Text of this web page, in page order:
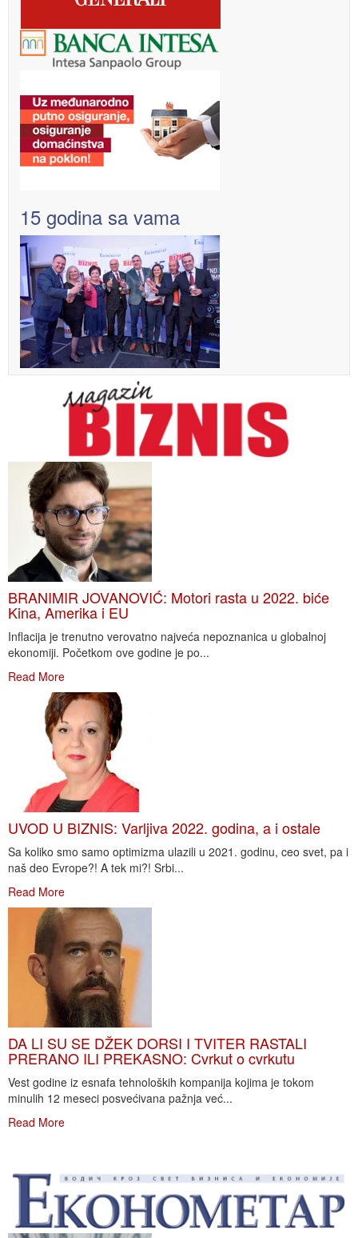
15 godina sa vama
BRANIMIR JOVANOVIĆ: Motori rasta u 2022. biće
Kina, Amerika i EU
Inflacija je trenutno verovatno najveća nepoznanica u globalnoj
ekonomiji. Početkom ove godine je po...
Read More
UVOD U BIZNIS: Varljiva 2022. godina, a i ostale
Sa koliko smo samo optimizma ulazili u 2021. godinu, ceo svet, pa i
naš deo Evrope?! A tek mi?! Srbi...
Read More
DA LI SU SE DŽEK DORSI I TVITER RASTALI
PRERANO ILI PREKASNO: Cvrkut o cvrkutu
Vest godine iz esnafa tehnoloških kompanija kojima je tokom
minulih 12 meseci posvećivana pažnja već...
Read More